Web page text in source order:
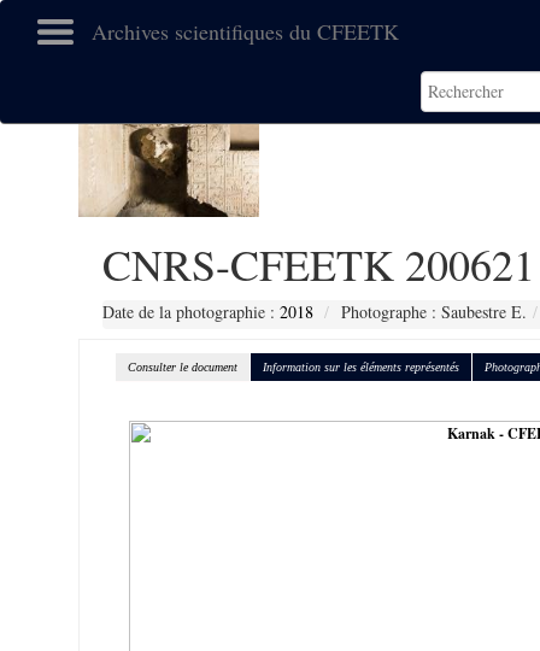
Archives scientifiques du CFEETK
CNRS-CFEETK 200621
Date de la photographie : 2018 Photographe : Saubestre E.
Consulter le document Information sur les éléments représentés